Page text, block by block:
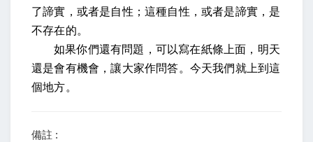
了諦實，或者是自性；這種自性，或者是諦實，是
不存在的。
如果你們還有問題，可以寫在紙條上面，明天
還是會有機會，讓大家作問答。今天我們就上到這
個地方。
備註 :